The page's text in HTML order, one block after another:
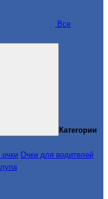
Все
Категории
Очки для водителей